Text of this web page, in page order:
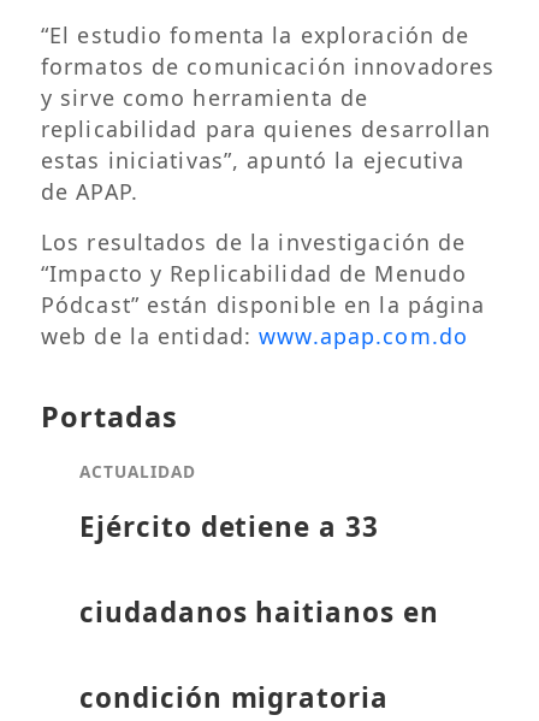
“El estudio fomenta la exploración de
formatos de comunicación innovadores
y sirve como herramienta de
replicabilidad para quienes desarrollan
estas iniciativas”, apuntó la ejecutiva
de APAP.
Los resultados de la investigación de
“Impacto y Replicabilidad de Menudo
Pódcast” están disponible en la página
web de la entidad:www.apap.com.do
Portadas
ACTUALIDAD
Ejército detiene a 33
ciudadanos haitianos en
condición migratoria